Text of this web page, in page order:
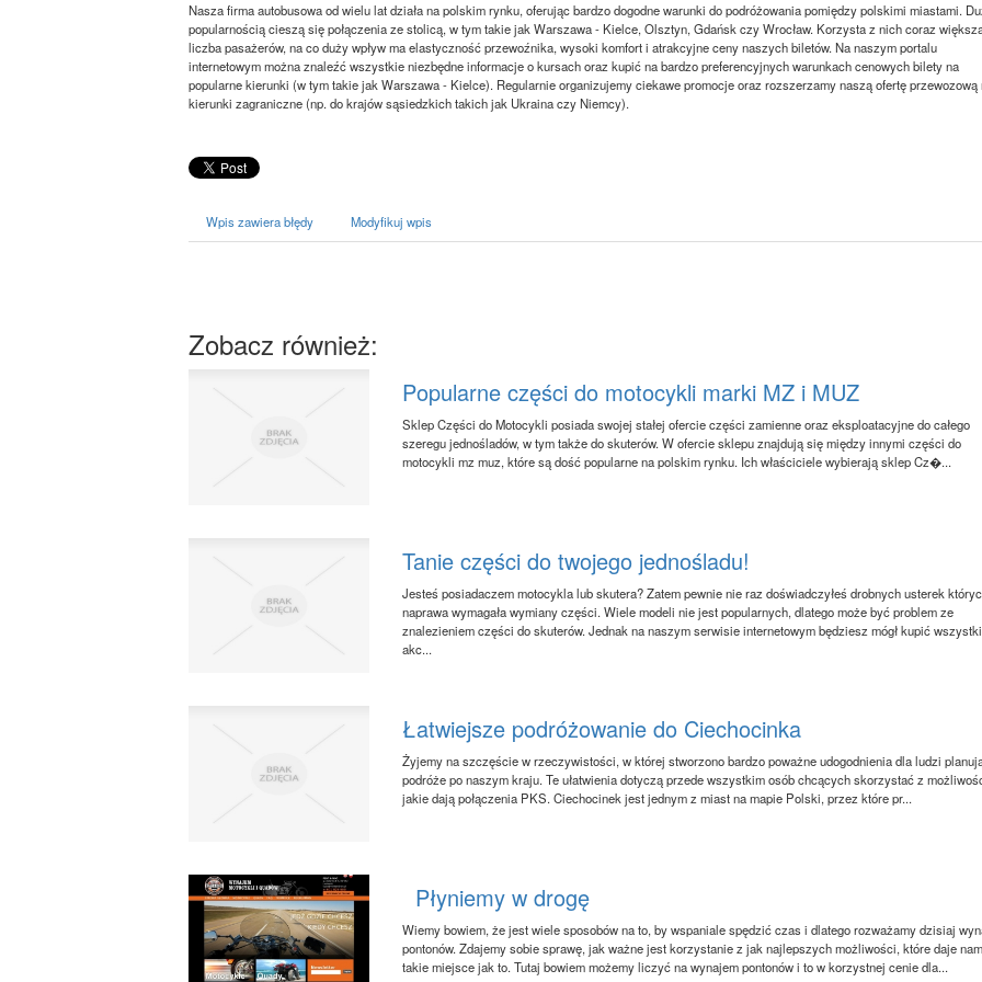
Nasza firma autobusowa od wielu lat działa na polskim rynku, oferując bardzo dogodne warunki do podróżowania pomiędzy polskimi miastami.
popularnością cieszą się połączenia ze stolicą, w tym takie jak Warszawa - Kielce, Olsztyn, Gdańsk czy Wrocław. Korzysta z nich coraz
liczba pasażerów, na co duży wpływ ma elastyczność przewoźnika, wysoki komfort i atrakcyjne ceny naszych biletów. Na naszym portalu
internetowym można znaleźć wszystkie niezbędne informacje o kursach oraz kupić na bardzo preferencyjnych warunkach cenowych bilety na
popularne kierunki (w tym takie jak Warszawa - Kielce). Regularnie organizujemy ciekawe promocje oraz rozszerzamy naszą ofertę przewozową
kierunki zagraniczne (np. do krajów sąsiedzkich takich jak Ukraina czy Niemcy).
Wpis zawiera błędy Modyfikuj wpis
Zobacz również:
Popularne części do motocykli marki MZ i MUZ
Sklep Części do Motocykli posiada swojej stałej ofercie części zamienne oraz eksploatacyjne do całego
szeregu jednośladów, w tym także do skuterów. W ofercie sklepu znajdują się między innymi części do
motocykli mz muz, które są dość popularne na polskim rynku. Ich właściciele wybierają sklep Cz�...
Tanie części do twojego jednośladu!
Jesteś posiadaczem motocykla lub skutera? Zatem pewnie nie raz doświadczyłeś drobnych usterek
naprawa wymagała wymiany części. Wiele modeli nie jest popularnych, dlatego może być problem ze
znalezieniem części do skuterów. Jednak na naszym serwisie internetowym będziesz mógł kupić
akc...
Łatwiejsze podróżowanie do Ciechocinka
Żyjemy na szczęście w rzeczywistości, w której stworzono bardzo poważne udogodnienia dla ludzi
podróże po naszym kraju. Te ułatwienia dotyczą przede wszystkim osób chcących skorzystać z
jakie dają połączenia PKS. Ciechocinek jest jednym z miast na mapie Polski, przez które pr...
Płyniemy w drogę
Wiemy bowiem, że jest wiele sposobów na to, by wspaniale spędzić czas i dlatego rozważamy dzisiaj
pontonów. Zdajemy sobie sprawę, jak ważne jest korzystanie z jak najlepszych możliwości, które daje nam
takie miejsce jak to. Tutaj bowiem możemy liczyć na wynajem pontonów i to w korzystnej cenie dla...